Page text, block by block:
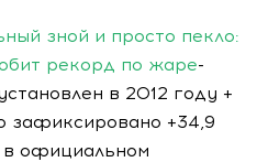
зной и просто пекло:
рекорд по жаре-
в 2012 году +
зафиксировано +34,9
в официальном